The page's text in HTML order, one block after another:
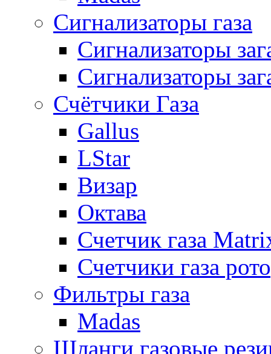
Сигнализаторы газа
Сигнализаторы
Сигнализаторы
Счётчики Газа
Gallus
LStar
Визар
Октава
Счетчик газа
Счетчики газа
Фильтры газа
Madas
Шланги газовые